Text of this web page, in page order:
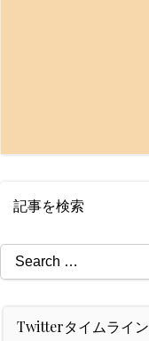
記事を検索
Search
for:
Twitterタイムライン